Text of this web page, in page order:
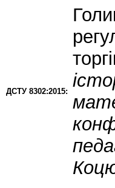
ДСТУ 8302:2015: